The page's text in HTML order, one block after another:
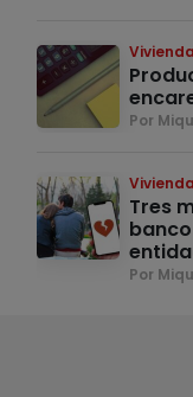
Vivienda
Por
Vivienda
Tres
Por